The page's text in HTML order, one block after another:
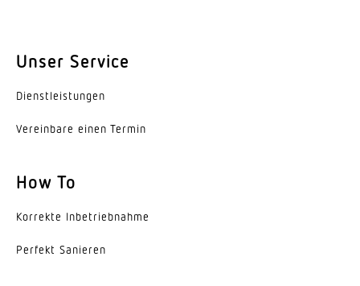
Unser Service
Dienst­leis­tungen
Vereinbare einen Termin
How To
Korrekte Inbe­trieb­nahme
Perfekt Sanieren